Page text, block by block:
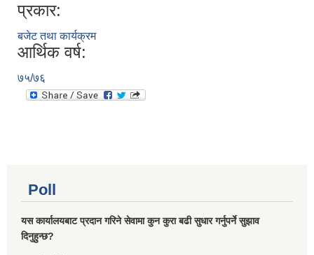
प्रकार:
बजेट तथा कार्यक्रम
आर्थिक वर्ष:
७५/७६
Poll
यस कार्यालयबाट प्रदान गरिने सेवामा कुन कुरा बढी सुधार गर्नुपर्ने सुझाव
दिनुहुन्छ?